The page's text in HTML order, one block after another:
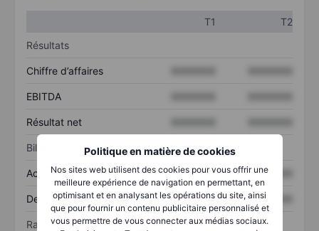
Politique en matière de cookies
Nos sites web utilisent des cookies pour vous offrir une
meilleure expérience de navigation en permettant, en
optimisant et en analysant les opérations du site, ainsi
que pour fournir un contenu publicitaire personnalisé et
vous permettre de vous connecter aux médias sociaux.
T1
T2
Résultats
Chiffre d’affaires
EBITDA
Résultat net
Bilan
Actif total XXXXXXX XXXXXXX
Dette totale XXXXXXX XXXXXXX
Ratios